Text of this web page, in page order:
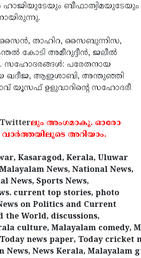
ബീഫാത്വിമയുടേയും
താഹിറ, സൈബുന്നിസ,
കോടി അമീറുദ്ദീന്‍, ജലീല്‍
സഹോദരങ്ങള്‍: പരേതനായ
ഖദീജ, ആഇശാബി, അന്തുഞ്ഞി
യൂസഫ് ഉളുവാറിന്റെ സഹോദരീ
Twitterലും അംഗമാകൂ. ഓരോ
അറിയാം.
Kasaragod, Kerala, Uluwar
News, National News,
News, Sports News,
current top stories, photo
on Politics and Current
World, discussions,
culture, Malayalam comedy,
news paper, Today cricket
News, News Kerala, Malayalam